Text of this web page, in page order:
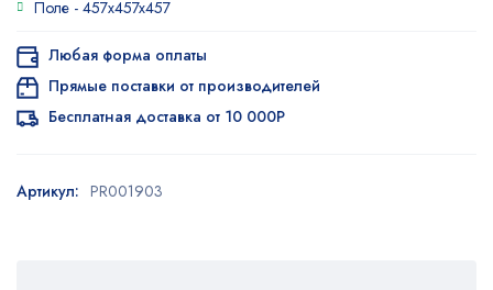
опроса
Поле - 457x457x457
Любая форма оплаты
Прямые поставки от производителей
Бесплатная доставка от 10 000Р
Артикул: PR001903